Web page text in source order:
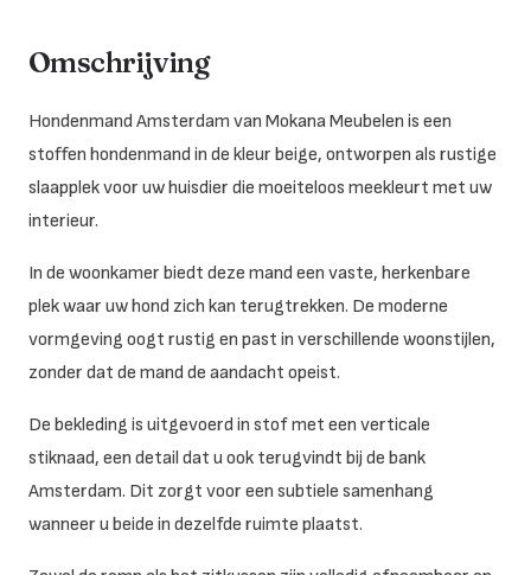
Omschrijving
Hondenmand Amsterdam van Mokana Meubelen is een
stoffen hondenmand in de kleur beige, ontworpen als rustige
slaapplek voor uw huisdier die moeiteloos meekleurt met uw
interieur.
In de woonkamer biedt deze mand een vaste, herkenbare
plek waar uw hond zich kan terugtrekken. De moderne
vormgeving oogt rustig en past in verschillende woonstijlen,
zonder dat de mand de aandacht opeist.
De bekleding is uitgevoerd in stof met een verticale
stiknaad, een detail dat u ook terugvindt bij de bank
Amsterdam. Dit zorgt voor een subtiele samenhang
wanneer u beide in dezelfde ruimte plaatst.